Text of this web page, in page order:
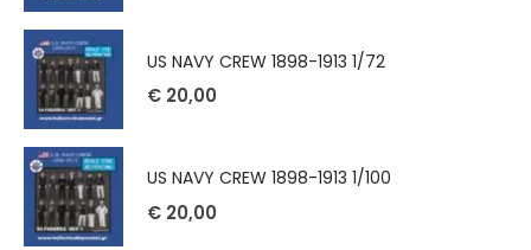
US NAVY CREW 1898-1913 1/72
€ 20,00
US NAVY CREW 1898-1913 1/100
€ 20,00